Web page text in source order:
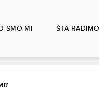
SMO MI ŠTA RADIMO